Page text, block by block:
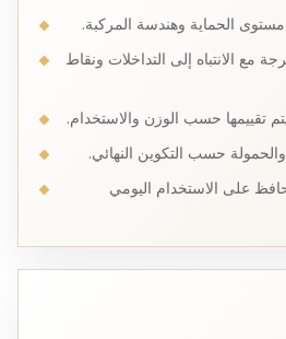
الحماية وهندسة المركبة.
مع الانتباه إلى التداخلات ونقاط
تقييمها حسب الوزن والاستخدام.
حسب التكوين النهائي.
على الاستخدام اليومي